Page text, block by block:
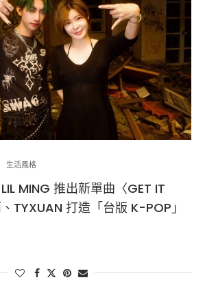
生活風格
MING 推出新單曲〈GET IT
TYXUAN 打造「台版 K-POP」